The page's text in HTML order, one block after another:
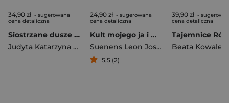
34,90 zł - sugerowana
cena detaliczna
Siostrzane dusze Św. Weronika Giuliani...
Judyta Katarzyna Woźniak
24,90 zł - sugerowana
cena detaliczna
Kult mojego ja i moja wiara
Suenens Leon Joseph
5,5 (2)
39,90 zł -
cena detaliczna